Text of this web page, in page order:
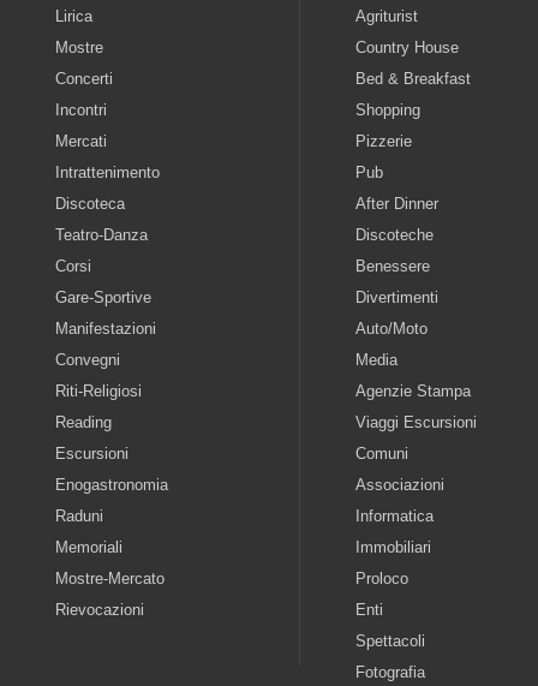
Lirica
Mostre
Concerti
Incontri
Mercati
Intrattenimento
Discoteca
Teatro-Danza
Corsi
Gare-Sportive
Manifestazioni
Convegni
Riti-Religiosi
Reading
Escursioni
Enogastronomia
Raduni
Memoriali
Mostre-Mercato
Rievocazioni
Agriturist
Country House
Bed & Breakfast
Shopping
Pizzerie
Pub
After Dinner
Discoteche
Benessere
Divertimenti
Auto/Moto
Media
Agenzie Stampa
Viaggi Escursioni
Comuni
Associazioni
Informatica
Immobiliari
Proloco
Enti
Spettacoli
Fotografia